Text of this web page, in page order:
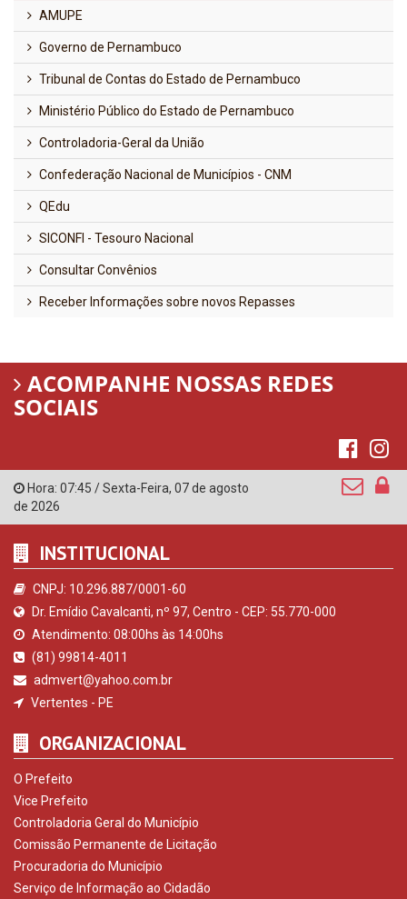
AMUPE
Governo de Pernambuco
Tribunal de Contas do Estado de Pernambuco
Ministério Público do Estado de Pernambuco
Controladoria-Geral da União
Confederação Nacional de Municípios - CNM
QEdu
SICONFI - Tesouro Nacional
Consultar Convênios
Receber Informações sobre novos Repasses
ACOMPANHE NOSSAS REDES
SOCIAIS
Hora: 07:45 /Sexta-Feira, 07 de agosto
de 2026
INSTITUCIONAL
CNPJ: 10.296.887/0001-60
Dr. Emídio Cavalcanti, nº 97, Centro - CEP: 55.770-000
Atendimento: 08:00hs às 14:00hs
(81) 99814-4011
admvert@yahoo.com.br
Vertentes - PE
ORGANIZACIONAL
O Prefeito
Vice Prefeito
Controladoria Geral do Município
Comissão Permanente de Licitação
Procuradoria do Município
Serviço de Informação ao Cidadão